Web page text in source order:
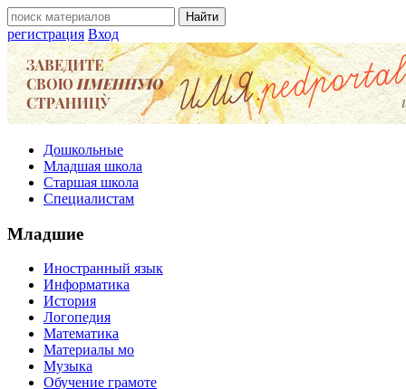
регистрация Вход
Дошкольные
Младшая школа
Старшая школа
Специалистам
Младшие
Иностранный язык
Информатика
История
Логопедия
Математика
Материалы мо
Музыка
Обучение грамоте